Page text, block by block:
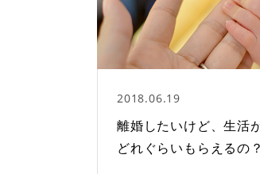
2018.06.19
離婚したいけど、生活
どれぐらいもらえるの？